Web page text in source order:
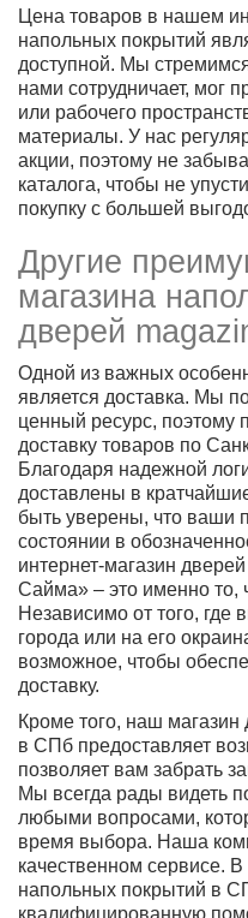
Цена товаров в нашем
напольных покрытий
доступной. Мы
нами сотрудничает, мог
или рабочего
материалы. У нас
акции, поэтому не
каталога, чтобы не
покупку с большей
Другие
магазина
дверей
Одной из важных
является доставка. Мы
ценный ресурс, поэтому
доставку товаров по
Благодаря надежной
доставлены в
быть уверены, что ваши
состоянии в
интернет-магазин
Сайма» – это именно то,
Независимо от того, где
города или на его
возможное, чтобы
доставку.
Кроме того, наш
в СПб предоставляет
позволяет вам забрать
Мы всегда рады видеть
любыми вопросами,
время выбора. Наша
качественном сервисе.
напольных покрытий в
квалифицированную